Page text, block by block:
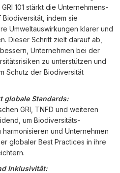
101 stärkt die Unternehmens­
indem sie
Umwelt­auswirkungen klarer und
Dieser Schritt zielt darauf ab,
Unternehmen bei der
zu unterstützen und
Schutz der Biodiversität
globale Standards:
GRI, TNFD und weiteren
um Biodiversitäts­
und Unternehmen
globaler Best Practices in ihre
Inklusivität: